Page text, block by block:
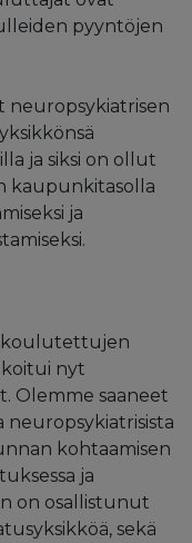
pyyntöjen
neuropsykiatrisen
ja siksi on ollut
kaupunkitasolla
ja
koulutettujen
nyt
Olemme saaneet
neuropsykiatrisista
kohtaamisen
ja
on osallistunut
sekä